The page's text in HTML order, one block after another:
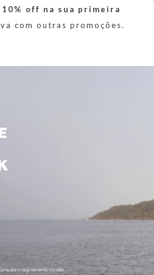
10% off na sua primeira
com outras promoções.